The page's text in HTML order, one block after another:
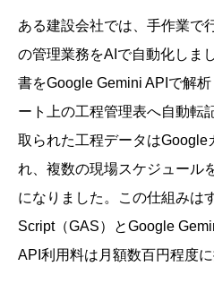
ある建設会社では、手作業で
の管理業務をAIで自動化しま
書をGoogle Gemini APIで解
ート上の工程管理表へ自動転
取られた工程データはGoogle
れ、複数の現場スケジュール
になりました。この仕組みは
Script（GAS）とGoogle
API利用料は月額数百円程度に